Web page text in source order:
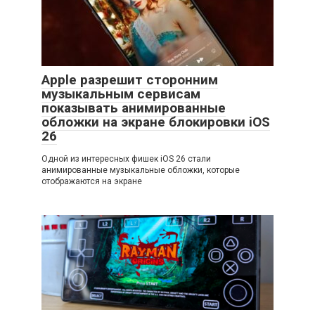
Apple разрешит сторонним
музыкальным сервисам
показывать анимированные
обложки на экране блокировки iOS
26
Одной из интересных фишек iOS 26 стали
анимированные музыкальные обложки, которые
отображаются на экране